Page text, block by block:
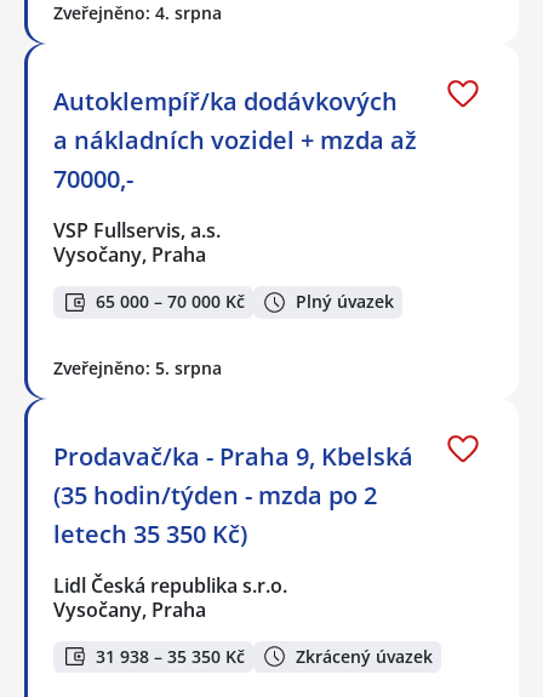
Zveřejněno: 4. srpna
Autoklempíř/ka dodávkových
a nákladních vozidel + mzda až
70000,-
VSP Fullservis, a.s.
Vysočany, Praha
65 000 – 70 000 Kč Plný úvazek
Zveřejněno: 5. srpna
Prodavač/ka - Praha 9, Kbelská
(35 hodin/týden - mzda po 2
letech 35 350 Kč)
Lidl Česká republika s.r.o.
Vysočany, Praha
31 938 – 35 350 Kč Zkrácený úvazek